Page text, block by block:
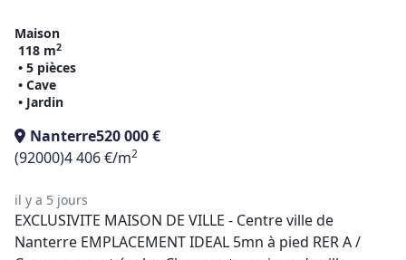
Maison
118 m2
• 5 pièces
• Cave
• Jardin
Nanterre520 000 €
(92000)4 406 €/m2
il y a 5 jours
EXCLUSIVITE MAISON DE VILLE - Centre ville de
Nanterre EMPLACEMENT IDEAL 5mn à pied RER A /